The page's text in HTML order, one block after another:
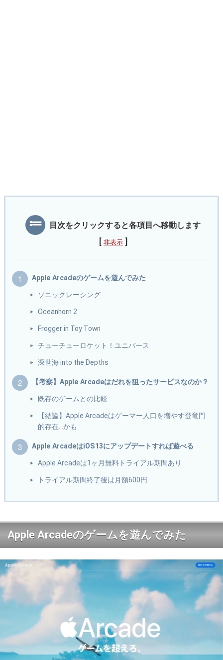
目次をクリックすると各項目へ移動します
[ 非表示 ]
Apple Arcadeのゲームを遊んでみた
ソニックレーシング
Oceanhorn 2
Frogger in Toy Town
チューチューロケット！ユニバース
深世海 into the Depths
【考察】Apple Arcadeはだれを狙ったサービスなのか？
既存のゲームとの比較
【結論】Apple Arcadeはゲーマー人口を増やす登竜門
的存在…かも
Apple ArcadeはiOS13にアップデートすれば遊べる
Apple Arcadeは1ヶ月無料トライアル期間あり
トライアル期間終了後は月額600円
Apple Arcadeのゲームを遊んでみた